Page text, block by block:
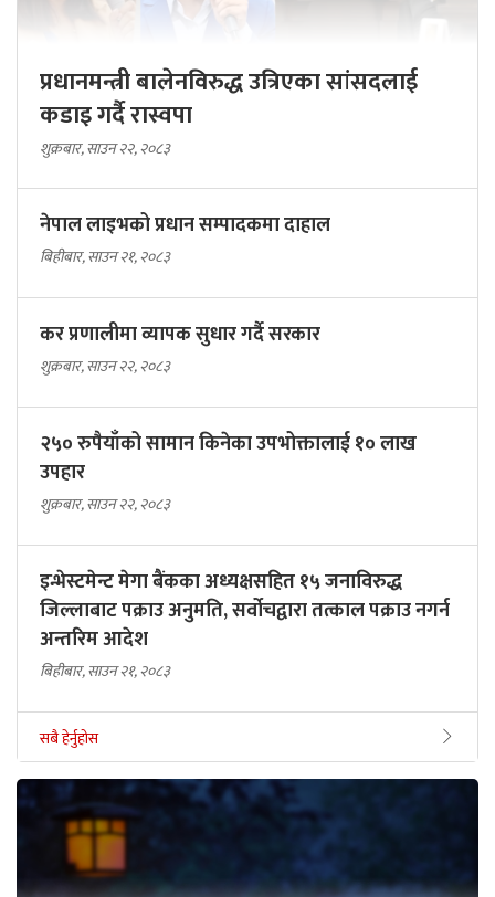
प्रधानमन्त्री बालेनविरुद्ध उत्रिएका सांसदलाई
कडाइ गर्दै रास्वपा
शुक्रबार, साउन २२, २०८३
नेपाल लाइभको प्रधान सम्पादकमा दाहाल
बिहीबार, साउन २१, २०८३
कर प्रणालीमा व्यापक सुधार गर्दै सरकार
शुक्रबार, साउन २२, २०८३
२५० रुपैयाँको सामान किनेका उपभोक्तालाई १० लाख
उपहार
शुक्रबार, साउन २२, २०८३
इन्भेस्टमेन्ट मेगा बैंकका अध्यक्षसहित १५ जनाविरुद्ध
जिल्लाबाट पक्राउ अनुमति, सर्वोचद्वारा तत्काल पक्राउ नगर्न
अन्तरिम आदेश
बिहीबार, साउन २१, २०८३
सबै हेर्नुहोस